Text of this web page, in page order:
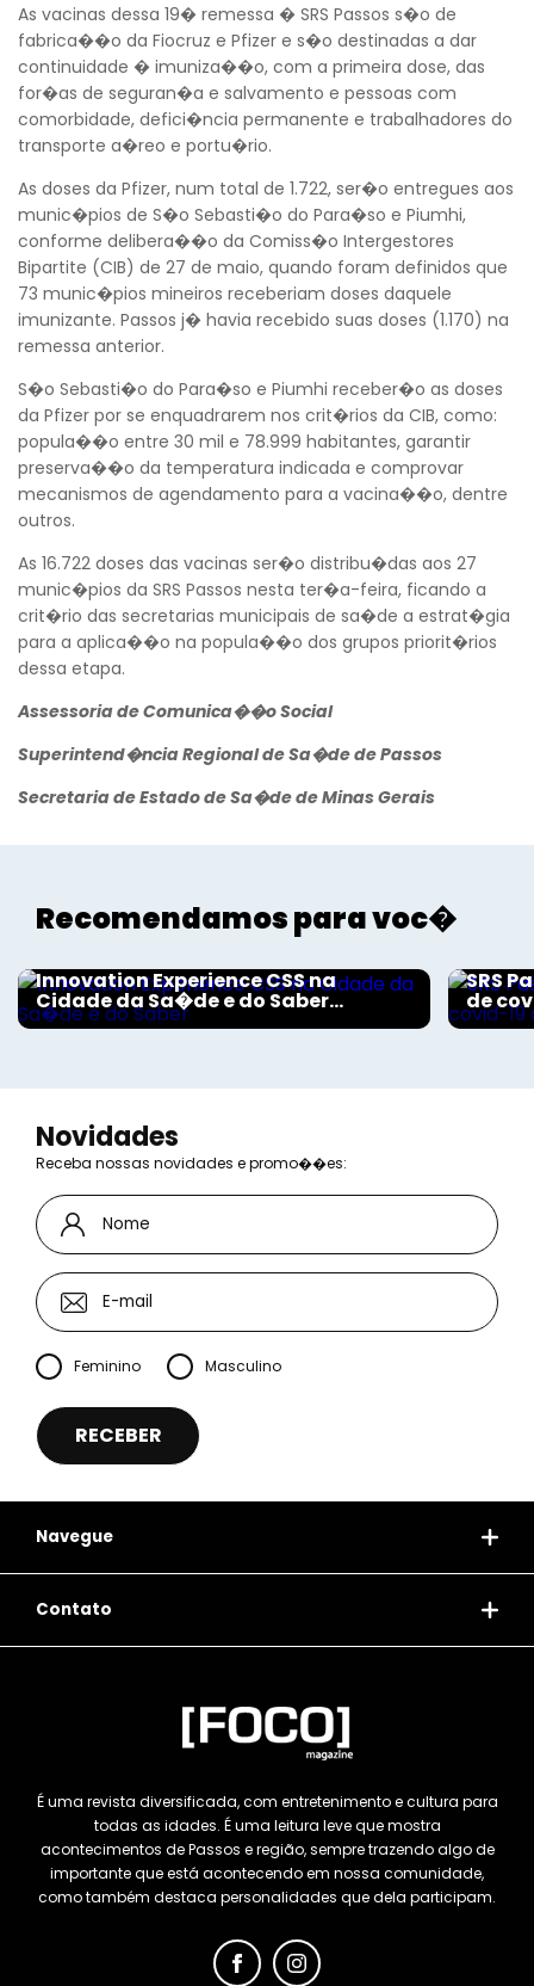
As vacinas dessa 19� remessa � SRS Passos s�o de
fabrica��o da Fiocruz e Pfizer e s�o destinadas a dar
continuidade � imuniza��o, com a primeira dose, das
for�as de seguran�a e salvamento e pessoas com
comorbidade, defici�ncia permanente e trabalhadores do
transporte a�reo e portu�rio.
As doses da Pfizer, num total de 1.722, ser�o entregues aos
munic�pios de S�o Sebasti�o do Para�so e Piumhi,
conforme delibera��o da Comiss�o Intergestores
Bipartite (CIB) de 27 de maio, quando foram definidos que
73 munic�pios mineiros receberiam doses daquele
imunizante. Passos j� havia recebido suas doses (1.170) na
remessa anterior.
S�o Sebasti�o do Para�so e Piumhi receber�o as doses
da Pfizer por se enquadrarem nos crit�rios da CIB, como:
popula��o entre 30 mil e 78.999 habitantes, garantir
preserva��o da temperatura indicada e comprovar
mecanismos de agendamento para a vacina��o, dentre
outros.
As 16.722 doses das vacinas ser�o distribu�das aos 27
munic�pios da SRS Passos nesta ter�a-feira, ficando a
crit�rio das secretarias municipais de sa�de a estrat�gia
para a aplica��o na popula��o dos grupos priorit�rios
dessa etapa.
Assessoria de Comunica��o Social
Superintend�ncia Regional de Sa�de de Passos
Secretaria de Estado de Sa�de de Minas Gerais
Recomendamos para voc�
Innovation Experience CSS na
Cidade da Sa�de e do Saber...
SRS
de
Novidades
Receba nossas novidades e promo��es:
Feminino Masculino
Navegue
Contato
É uma revista diversificada, com entretenimento e cultura para
todas as idades. É uma leitura leve que mostra
acontecimentos de Passos e região, sempre trazendo algo de
importante que está acontecendo em nossa comunidade,
como também destaca personalidades que dela participam.